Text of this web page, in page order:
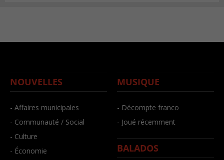
NOUVELLES
- Affaires municipales
- Communauté / Social
- Culture
- Économie
MUSIQUE
- Décompte franco
- Joué récemment
BALADOS